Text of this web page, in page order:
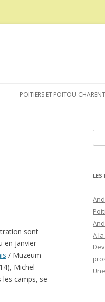
POITIERS ET POITOU-
sont
en janvier
/ Muzeum
Michel
les camps, se
LES
A